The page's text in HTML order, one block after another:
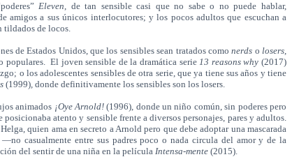
Eleven, de tan sensible casi que no sabe o no puede hablar,
amigos a sus únicos interlocutores; y los pocos adultos que escuchan a
tildados de locos.
de Estados Unidos, que los sensibles sean tratados comonerds olosers,
populares. El joven sensible de la dramática serie13 reasons why(2017)
o los adolescentes sensibles de otra serie, que ya tiene sus años y tiene
(1999), donde definitivamente los sensibles son los losers.
animados ¡Oye Arnold!(1996), donde un niño común, sin poderes pero
atento y sensible frente a diversos personajes, pares y adultos.
quien ama en secreto a Arnold pero que debe adoptar una mascarada
—no casualmente entre sus padres poco o nada circula del amor y de la
del sentir de una niña en la película Intensa-mente (2015).